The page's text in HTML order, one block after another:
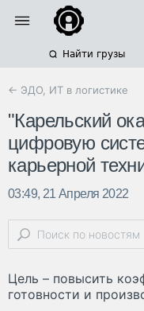
Найти грузы
← ЭДО, ИТ в логистике
"Карельский
цифровую
карьерной
03:49, 21 Апреля 2022
Цель – повысить
готовности и